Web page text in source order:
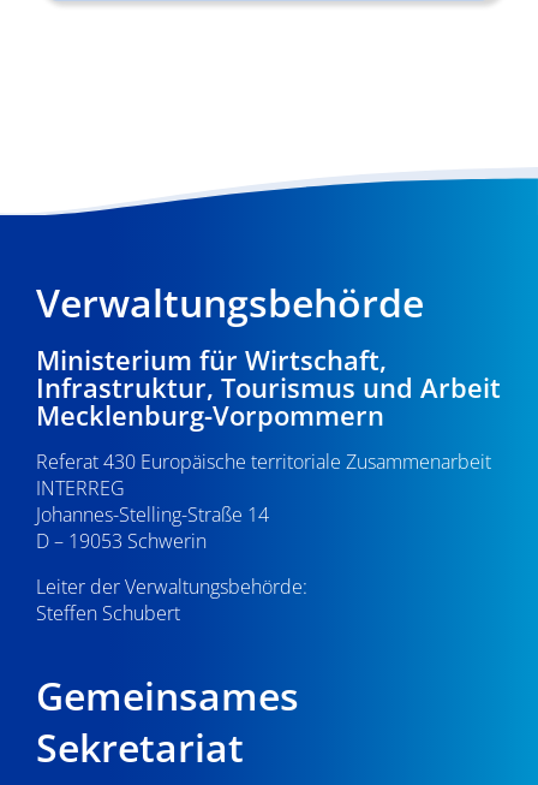
Verwaltungsbehörde
Ministerium für Wirtschaft,
Infrastruktur, Tourismus und Arbeit
Mecklenburg-Vorpommern
Referat 430 Europäische territoriale Zusammenarbeit
INTERREG
Johannes-Stelling-Straße 14
D – 19053 Schwerin
Leiter der Verwaltungsbehörde:
Steffen Schubert
Gemeinsames
Sekretariat